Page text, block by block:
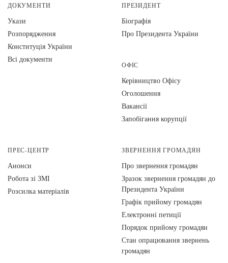
ДОКУМЕНТИ
Укази
Розпорядження
Конституція України
Всі документи
ПРЕЗИДЕНТ
Біографія
Про Президента України
ОФІС
Керівництво Офісу
Оголошення
Вакансії
Запобігання корупції
ПРЕС-ЦЕНТР
Анонси
Робота зі ЗМІ
Розсилка матеріалів
ЗВЕРНЕННЯ ГРОМАДЯН
Про звернення громадян
Зразок звернення громадян до
Президента України
Графік прийому громадян
Електронні петиції
Порядок прийому громадян
Стан опрацювання звернень
громадян